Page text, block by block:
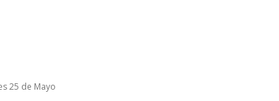
25 de Mayo